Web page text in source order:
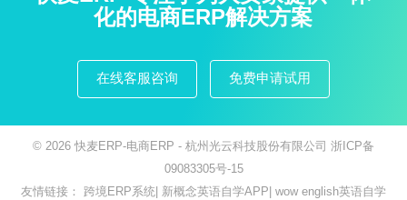
化的电商ERP解决方案
在线客服咨询 免费申请试用
© 2026 快麦ERP-电商ERP - 杭州光云科技股份有限公司 浙ICP备
09083305号-15
友情链接： 跨境ERP系统| 新概念英语自学APP| wow english英语自学